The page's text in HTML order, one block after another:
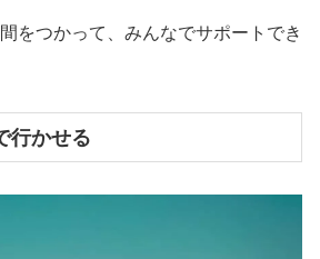
をつかって、みんなでサポートでき
行かせる